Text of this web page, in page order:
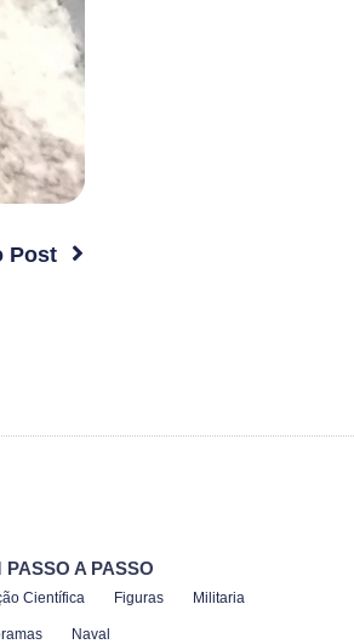
Post
PASSO A PASSO
Científica Figuras Militaria
Naval